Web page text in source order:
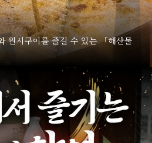
원시구이를 즐길 수 있는 「해산물